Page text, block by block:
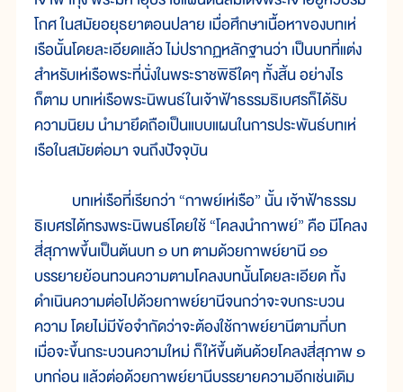
โกศ ในสมัยอยุธยาตอนปลาย เมื่อศึกษาเนื้อหาของบทเห่
เรือนั้นโดยละเอียดแล้ว ไม่ปรากฏหลักฐานว่า เป็นบทที่แต่ง
สำหรับเห่เรือพระที่นั่งในพระราชพิธีใดๆ ทั้งสิ้น อย่างไร
ก็ตาม บทเห่เรือพระนิพนธ์ในเจ้าฟ้าธรรมธิเบศรก็ได้รับ
ความนิยม นำมายึดถือเป็นแบบแผนในการประพันธ์บทเห่
เรือในสมัยต่อมา จนถึงปัจจุบัน
บทเห่เรือที่เรียกว่า “กาพย์เห่เรือ” นั้น เจ้าฟ้าธรรม
ธิเบศรได้ทรงพระนิพนธ์โดยใช้ “โคลงนำกาพย์” คือ มีโคลง
สี่สุภาพขึ้นเป็นต้นบท ๑ บท ตามด้วยกาพย์ยานี ๑๑
บรรยายย้อนทวนความตามโคลงบทนั้นโดยละเอียด ทั้ง
ดำเนินความต่อไปด้วยกาพย์ยานีจนกว่าจะจบกระบวน
ความ โดยไม่มีข้อจำกัดว่าจะต้องใช้กาพย์ยานีตามกี่บท
เมื่อจะขึ้นกระบวนความใหม่ ก็ให้ขึ้นต้นด้วยโคลงสี่สุภาพ ๑
บทก่อน แล้วต่อด้วยกาพย์ยานีบรรยายความอีกเช่นเดิม